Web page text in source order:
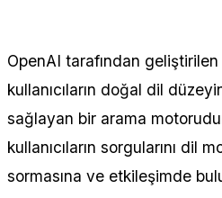
OpenAI tarafından geliştirilen
kullanıcıların doğal dil
sağlayan bir arama
kullanıcıların sorgularını dil
sormasına ve etkileşimde